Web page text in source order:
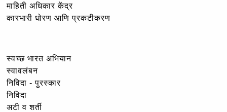
माहिती अधिकार केंद्र
कारभारी धोरण आणि प्रकटीकरण
स्वच्छ भारत अभियान
स्वावलंबन
निविदा - पुरस्कार
निविदा
अटी व शर्ती